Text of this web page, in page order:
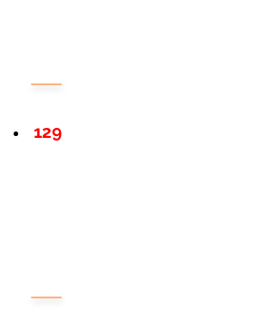
129